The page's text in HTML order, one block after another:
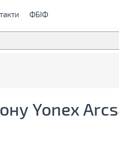
ФБІФ
Yonex